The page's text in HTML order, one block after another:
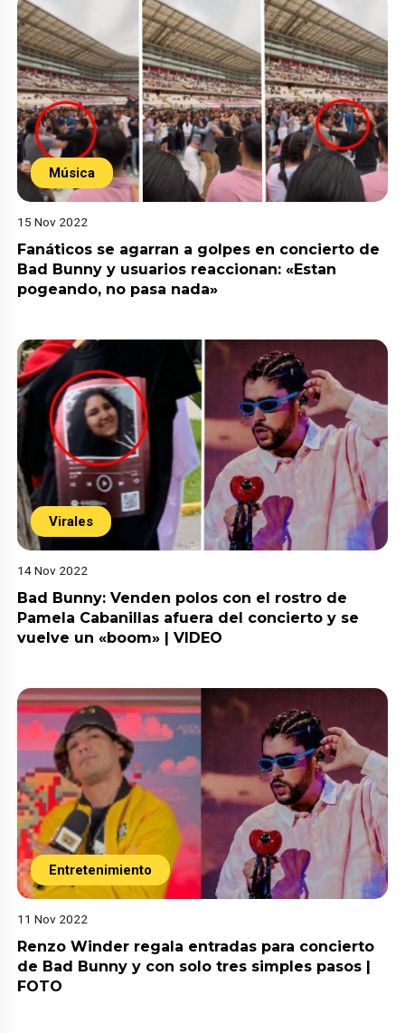
Música
15 Nov 2022
Fanáticos se agarran a golpes en concierto de
Bad Bunny y usuarios reaccionan: «Estan
pogeando, no pasa nada»
Virales
14 Nov 2022
Bad Bunny: Venden polos con el rostro de
Pamela Cabanillas afuera del concierto y se
vuelve un «boom» | VIDEO
Entretenimiento
11 Nov 2022
Renzo Winder regala entradas para concierto
de Bad Bunny y con solo tres simples pasos |
FOTO